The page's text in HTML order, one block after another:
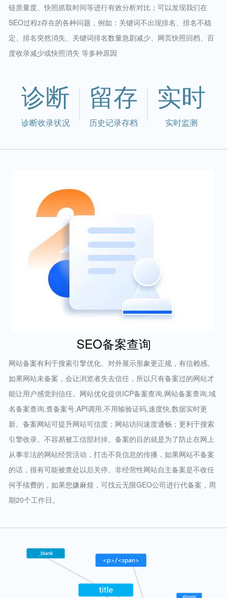
链质量度、快照抓取时间等进行有效分析对比；可以发现我们在
SEO过程z存在的各种问题，例如：关键词不出现排名、排名不稳
定、排名突然消失、关键词排名数量急剧减少、网页快照回档、百
度收录减少或快照消失 等多种原因
诊断
诊断收录状况
留存
历史记录存档
实时
实时监测
SEO备案查询
网站备案有利于搜索引擎优化、对外展示形象更正规，有信赖感。
如果网站未备案，会让浏览者失去信任，所以只有备案过的网站才
能让用户感觉到信任。网站优化提供ICP备案查询,网站备案查询,域
名备案查询,查备案号,API调用,不用输验证码,速度快,数据实时更
新。备案网站可提升网站可信度；网站访问速度通畅；更利于搜索
引擎收录。不容易被工信部封掉。备案的目的就是为了防止在网上
从事非法的网站经营活动，打击不良信息的传播，如果网站不备案
的话，很有可能被查处以后关停。非经营性网站自主备案是不收任
何手续费的，如果您嫌麻烦，可找云无限GEO公司进行代备案，周
期20个工作日。